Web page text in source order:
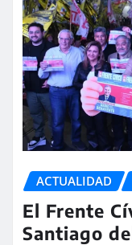
ACTUALIDAD
El Frente
Santiago